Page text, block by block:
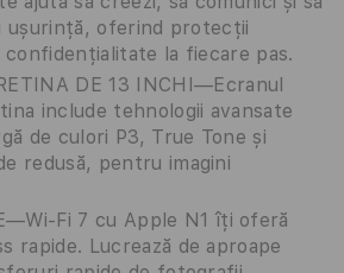
ușurință, oferind protecții
la fiecare pas.
DE 13 INCHI—Ecranul
include tehnologii avansate
de culori P3, True Tone și
redusă, pentru imagini
Fi 7 cu Apple N1 îți oferă
rapide. Lucrează de aproape